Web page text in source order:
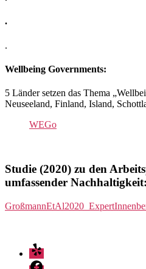
.
.
Wellbeing Governments:
5 Länder setzen das Thema
Neuseeland, Finland, Island,
WEGo
Studie (2020) zu den
umfassender Nachhaltigkeit:
Yelp
Facebook